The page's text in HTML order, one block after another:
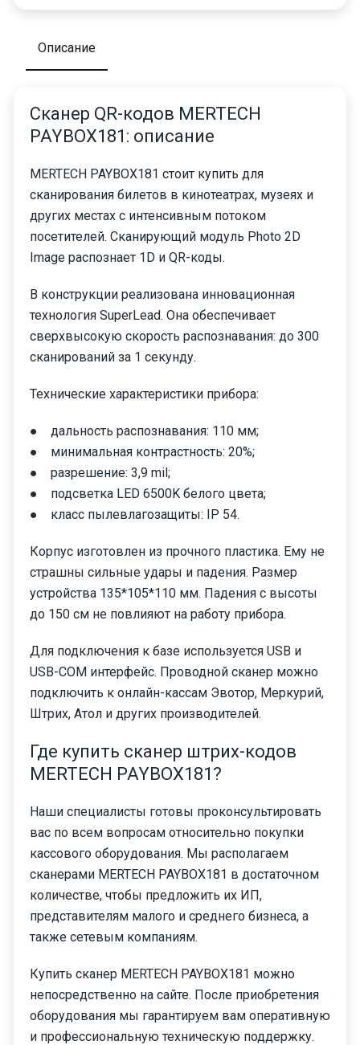
Описание
Сканер QR-кодов MERTECH
PAYBOX181: описание
MERTECH PAYBOX181 стоит купить для
сканирования билетов в кинотеатрах, музеях и
других местах с интенсивным потоком
посетителей. Сканирующий модуль Photo 2D
Image распознает 1D и QR-коды.
В конструкции реализована инновационная
технология SuperLead. Она обеспечивает
сверхвысокую скорость распознавания: до 300
сканирований за 1 секунду.
Технические характеристики прибора:
● дальность распознавания: 110 мм;
● минимальная контрастность: 20%;
● разрешение: 3,9 mil;
● подсветка LED 6500K белого цвета;
● класс пылевлагозащиты: IP 54.
Корпус изготовлен из прочного пластика. Ему не
страшны сильные удары и падения. Размер
устройства 135*105*110 мм. Падения с высоты
до 150 см не повлияют на работу прибора.
Для подключения к базе используется USB и
USB-COM интерфейс. Проводной сканер можно
подключить к онлайн-кассам Эвотор, Меркурий,
Штрих, Атол и других производителей.
Где купить сканер штрих-кодов
MERTECH PAYBOX181?
Наши специалисты готовы проконсультировать
вас по всем вопросам относительно покупки
кассового оборудования. Мы располагаем
сканерами MERTECH PAYBOX181 в достаточном
количестве, чтобы предложить их ИП,
представителям малого и среднего бизнеса, а
также сетевым компаниям.
Купить сканер MERTECH PAYBOX181 можно
непосредственно на сайте. После приобретения
оборудования мы гарантируем вам оперативную
и профессиональную техническую поддержку.